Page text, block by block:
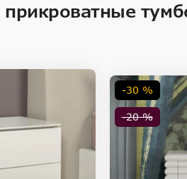
-20 %
-30 %